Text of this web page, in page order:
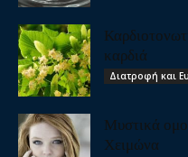
καρδιά
Διατροφή και
Μυστικά
Χειμώνα